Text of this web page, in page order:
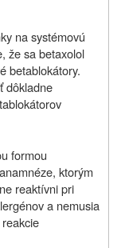
na systémovú
že sa betaxolol
betablokátory.
dôkladne
formou
ktorým
reaktívni pri
a nemusia